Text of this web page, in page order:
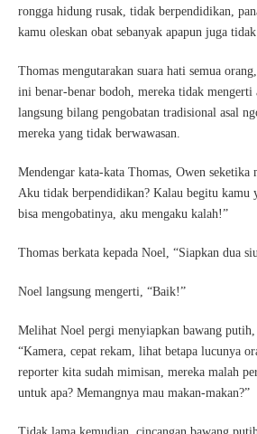
rongga hidung rusak, tidak berpendidikan,
kamu oleskan obat sebanyak apapun juga
Thomas mengutarakan suara hati semua
ini benar-benar bodoh, mereka tidak mengerti
langsung bilang pengobatan tradisional asal
mereka yang tidak berwawasan.
Mendengar kata-kata Thomas, Owen seketika
Aku tidak berpendidikan? Kalau begitu kamu
bisa mengobatinya, aku mengaku kalah!”
Thomas berkata kepada Noel, “Siapkan dua
Noel langsung mengerti, “Baik!”
Melihat Noel pergi menyiapkan bawang
“Kamera, cepat rekam, lihat betapa lucunya
reporter kita sudah mimisan, mereka malah
untuk apa? Memangnya mau makan-makan?”